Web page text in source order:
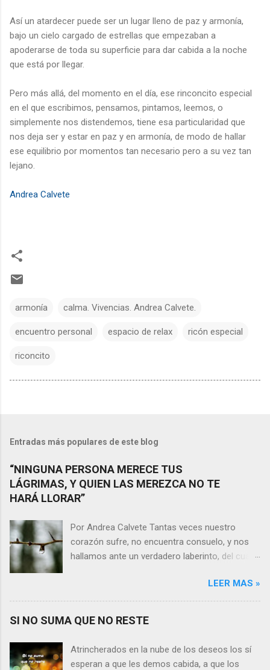
Así un atardecer puede ser un lugar lleno de paz y armonía,
bajo un cielo cargado de estrellas que empezaban a
apoderarse de toda su superficie para dar cabida a la noche
que está por llegar.
Pero más allá, del momento en el día, ese rinconcito especial
en el que escribimos, pensamos, pintamos, leemos, o
simplemente nos distendemos, tiene esa particularidad que
nos deja ser y estar en paz y en armonía, de modo de hallar
ese equilibrio por momentos tan necesario pero a su vez tan
lejano.
Andrea Calvete
armonía calma. Vivencias. Andrea Calvete.
encuentro personal espacio de relax ricón especial
riconcito
Entradas más populares de este blog
“NINGUNA PERSONA MERECE TUS
LÁGRIMAS, Y QUIEN LAS MEREZCA NO TE
HARÁ LLORAR”
Por Andrea Calvete Tantas veces nuestro
corazón sufre, no encuentra consuelo, y nos
hallamos ante un verdadero laberinto, del cual
razones pierden el sentido, y las respuestas se
alejan tan distantes que no alcanzamos a
distinguirlas. ¿Es qué a caso alguien merece
nuestras lágrimas?, quizás quien esté
LEER MAS »
SI NO SUMA QUE NO RESTE
Atrincherados en la nube de los deseos los sí
esperan a que les demos cabida, a que los